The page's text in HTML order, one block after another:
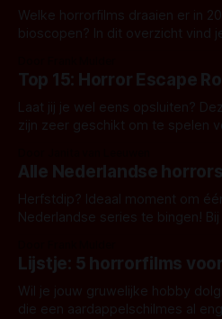
Welke horrorfilms draaien er in
bioscopen? In dit overzicht vind
Top 15: Horror Escape
Laat jij je wel eens opsluiten?
zijn zeer geschikt om te spelen
Alle Nederlandse
Herfstdip? Ideaal moment om
Nederlandse series te bingen! Bij nederhorror denk je al
Amsterdamned of The
is niet beperkt tot films. Hier een
Lijstje: 5 horrorfilms
Wil je jouw gruwelijke hobby
die een aardappelschilmes al